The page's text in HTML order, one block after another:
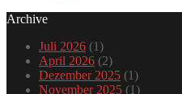
Archive
Juli 2026 (1)
April 2026 (2)
Dezember 2025 (1)
November 2025 (1)